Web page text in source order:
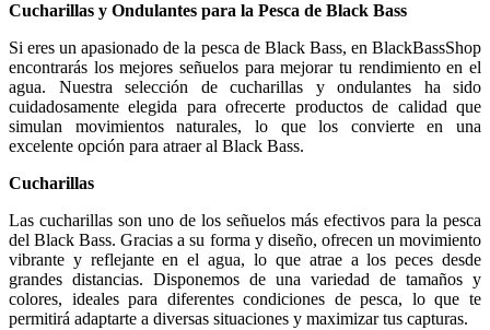
Cucharillas y Ondulantes para la Pesca de Black Bass
Si eres un apasionado de la pesca de Black Bass, en BlackBassShop
encontrarás los mejores señuelos para mejorar tu rendimiento en el
agua. Nuestra selección de cucharillas y ondulantes ha sido
cuidadosamente elegida para ofrecerte productos de calidad que
simulan movimientos naturales, lo que los convierte en una
excelente opción para atraer al Black Bass.
Cucharillas
Las cucharillas son uno de los señuelos más efectivos para la pesca
del Black Bass. Gracias a su forma y diseño, ofrecen un movimiento
vibrante y reflejante en el agua, lo que atrae a los peces desde
grandes distancias. Disponemos de una variedad de tamaños y
colores, ideales para diferentes condiciones de pesca, lo que te
permitirá adaptarte a diversas situaciones y maximizar tus capturas.